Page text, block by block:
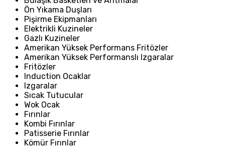
Ön Yıkama Duşları
Pişirme Ekipmanları
Elektrikli Kuzineler
Gazlı Kuzineler
Amerikan Yüksek Performans Fritözler
Amerikan Yüksek Performanslı Izgaralar
Fritözler
Induction Ocaklar
Izgaralar
Sıcak Tutucular
Wok Ocak
Fırınlar
Kombi Fırınlar
Patisserie Fırınlar
Kömür Fırınlar